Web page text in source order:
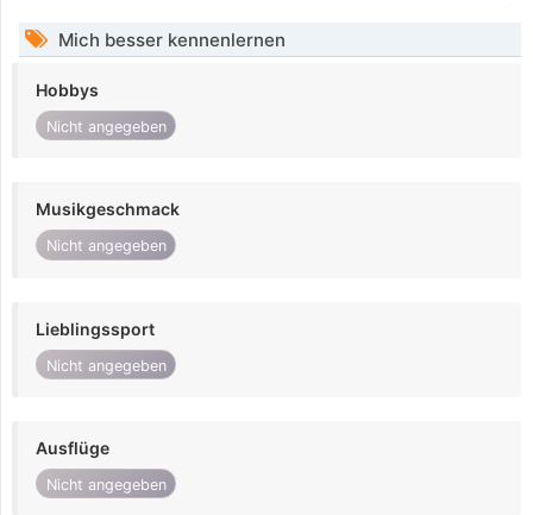
Mich besser kennenlernen
Hobbys
Nicht angegeben
Musikgeschmack
Nicht angegeben
Lieblingssport
Nicht angegeben
Ausflüge
Nicht angegeben